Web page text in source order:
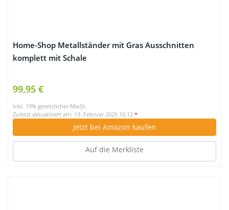
Home-Shop Metallständer mit Gras Ausschnitten
komplett mit Schale
99,95 €
inkl. 19% gesetzlicher MwSt.
Zuletzt aktualisiert am: 13. Februar 2025 10:12 *
Jetzt bei Amazon kaufen
Auf die Merkliste